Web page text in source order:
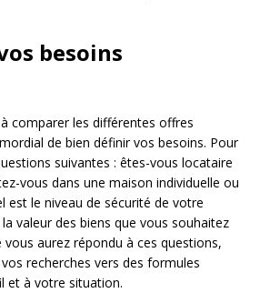
besoins
comparer les différentes offres
de bien définir vos besoins. Pour
suivantes : êtes-vous locataire
vous dans une maison individuelle ou
est le niveau de sécurité de votre
valeur des biens que vous souhaitez
vous aurez répondu à ces questions,
recherches vers des formules
et à votre situation.